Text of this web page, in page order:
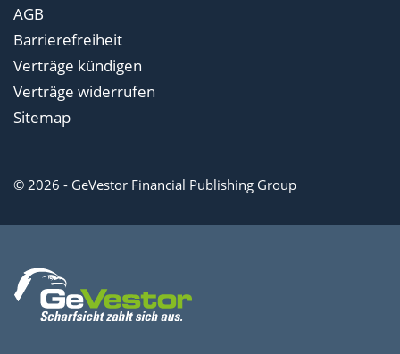
AGB
Barrierefreiheit
Verträge kündigen
Verträge widerrufen
Sitemap
© 2026 - GeVestor Financial Publishing Group